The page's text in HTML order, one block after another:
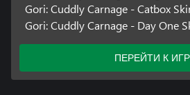
Gori: Cuddly Carnage - Catbox
Gori: Cuddly Carnage - Day One
ПЕРЕЙТИ К